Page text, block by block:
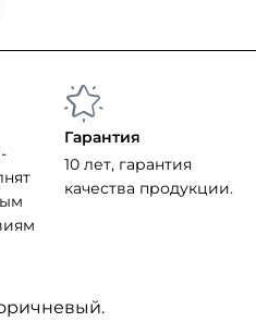
Гарантия
10 лет, гарантия
качества продукции.